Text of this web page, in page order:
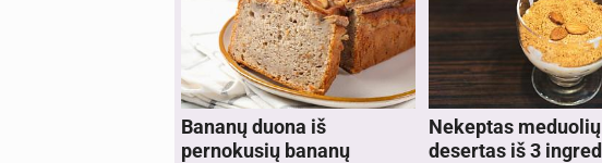
Bananų duona iš
pernokusių bananų
Nekeptas meduolių
desertas iš 3